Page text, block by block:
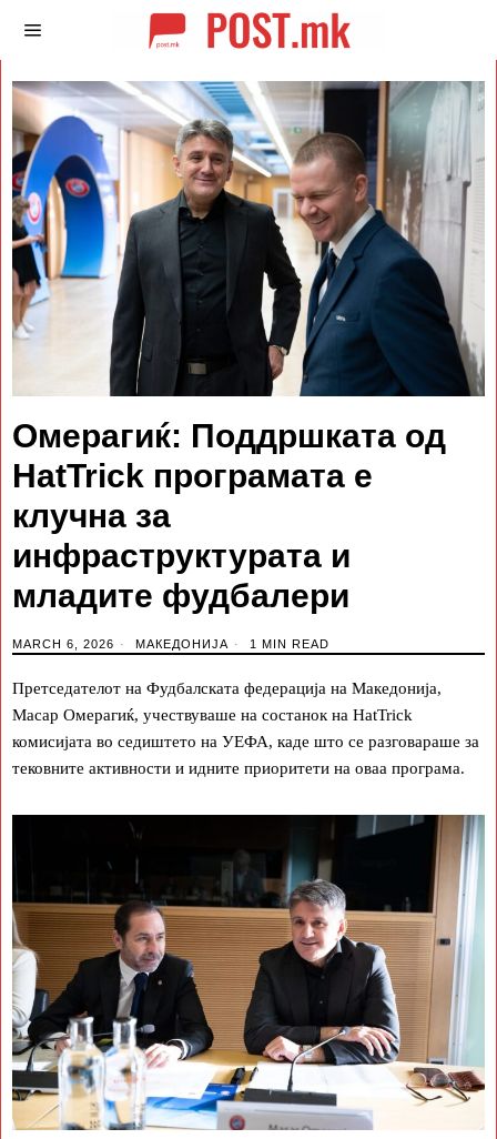
Омерагиќ: Поддршката од
HatTrick програмата е
клучна за
инфраструктурата и
младите фудбалери
MARCH 6, 2026 МАКЕДОНИЈА 1 MIN READ
Претседателот на Фудбалската федерација на Македонија,
Масар Омерагиќ, учествуваше на состанок на HatTrick
комисијата во седиштето на УЕФА, каде што се разговараше за
тековните активности и идните приоритети на оваа програма.